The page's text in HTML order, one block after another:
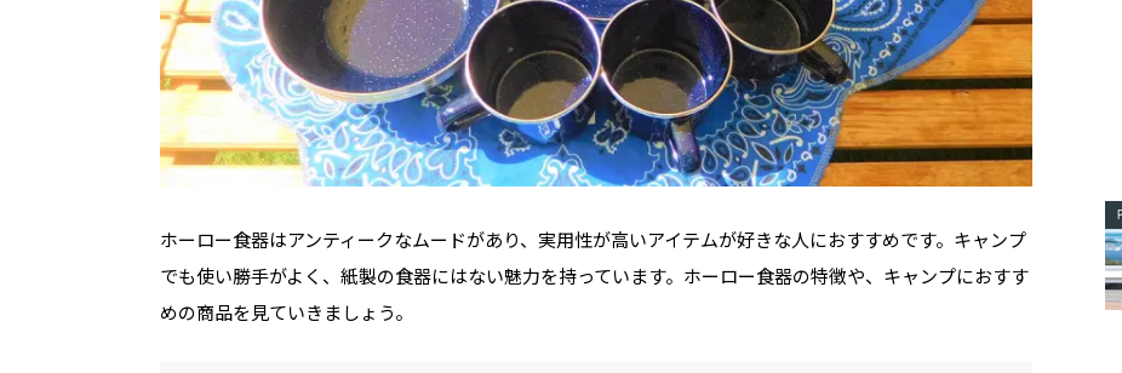
ホーロー食器はアンティークなムードがあり、実用性が高いアイテムが好きな人におすすめです。キャンプ
でも使い勝手がよく、紙製の食器にはない魅力を持っています。ホーロー食器の特徴や、キャンプにおすす
めの商品を見ていきましょう。